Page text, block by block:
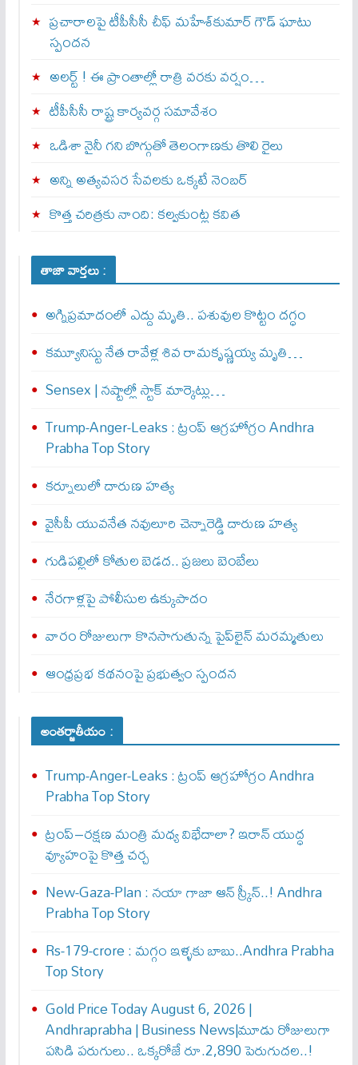
ప్రచారాలపై టీపీసీసీ చీఫ్ మహేశ్‌కుమార్ గౌడ్ ఘాటు
స్పందన
అల‌ర్ట్ ! ఈ ప్రాంతాల్లో రాత్రి వరకు వర్షం…
టీపీసీసీ రాష్ట్ర కార్యవర్గ సమావేశం
ఒడిశా నైనీ గని బొగ్గుతో తెలంగాణకు తొలి రైలు
అన్ని అత్యవసర సేవలకు ఒక్క‌టే నెంబ‌ర్‌
కొత్త చరిత్రకు నాంది: క‌ల్వ‌కుంట్ల కవిత
తాజా వార్తలు :
అగ్నిప్రమాదంలో ఎద్దు మృతి.. పశువుల కొట్టం దగ్ధం
కమ్యూనిస్టు నేత రావేళ్ల శివ రామకృష్ణయ్య మృతి…
Sensex | నష్టాల్లో స్టాక్ మార్కెట్లు…
Trump-Anger-Leaks : ట్రంప్ ఆగ్ర‌హోగ్రం Andhra
Prabha Top Story
కర్నూలులో దారుణ హత్య
వైసీపీ యువనేత నవులూరి చెన్నారెడ్డి దారుణ హత్య
గుడిపల్లిలో కోతుల బెడద.. ప్రజలు బెంబేలు
నేరగాళ్లపై పోలీసుల ఉక్కుపాదం
వారం రోజులుగా కొనసాగుతున్న పైప్‌లైన్ మరమ్మతులు
ఆంధ్రప్రభ కథనంపై ప్రభుత్వం స్పందన
అంతర్జాతీయం :
Trump-Anger-Leaks : ట్రంప్ ఆగ్ర‌హోగ్రం Andhra
Prabha Top Story
ట్రంప్–రక్షణ మంత్రి మధ్య విభేదాలా? ఇరాన్ యుద్ధ
వ్యూహంపై కొత్త చర్చ
New-Gaza-Plan : న‌యా గాజా ఆన్ స్క్రీన్‌..! Andhra
Prabha Top Story
Rs-179-crore : మ‌గ్గం ఇళ్ళ‌కు బాబు..Andhra Prabha
Top Story
Gold Price Today August 6, 2026 |
Andhraprabha | Business News|మూడు రోజులుగా
పసిడి పరుగులు.. ఒక్కరోజే రూ.2,890 పెరుగుద‌ల‌..!